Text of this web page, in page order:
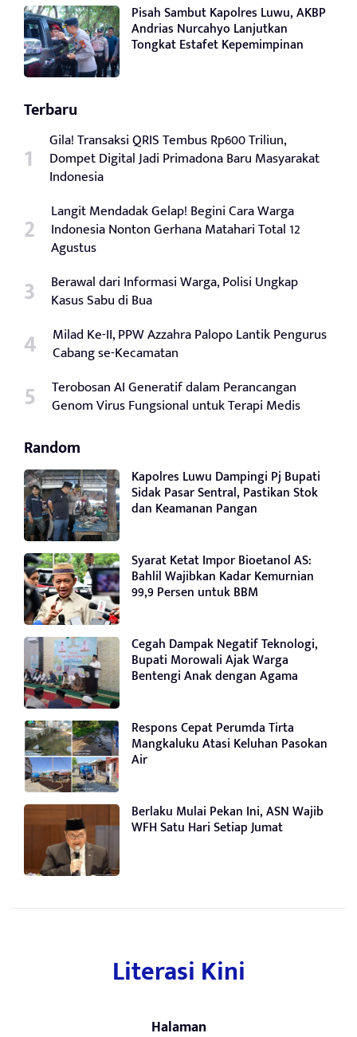
Pisah Sambut Kapolres Luwu, AKBP
Andrias Nurcahyo Lanjutkan
Tongkat Estafet Kepemimpinan
Terbaru
Gila! Transaksi QRIS Tembus Rp600 Triliun,
Dompet Digital Jadi Primadona Baru Masyarakat
Indonesia
Langit Mendadak Gelap! Begini Cara Warga
Indonesia Nonton Gerhana Matahari Total 12
Agustus
Berawal dari Informasi Warga, Polisi Ungkap
Kasus Sabu di Bua
Milad Ke-II, PPW Azzahra Palopo Lantik Pengurus
Cabang se-Kecamatan
Terobosan AI Generatif dalam Perancangan
Genom Virus Fungsional untuk Terapi Medis
Random
Kapolres Luwu Dampingi Pj Bupati
Sidak Pasar Sentral, Pastikan Stok
dan Keamanan Pangan
Syarat Ketat Impor Bioetanol AS:
Bahlil Wajibkan Kadar Kemurnian
99,9 Persen untuk BBM
Cegah Dampak Negatif Teknologi,
Bupati Morowali Ajak Warga
Bentengi Anak dengan Agama
Respons Cepat Perumda Tirta
Mangkaluku Atasi Keluhan Pasokan
Air
Berlaku Mulai Pekan Ini, ASN Wajib
WFH Satu Hari Setiap Jumat
Literasi Kini
Halaman